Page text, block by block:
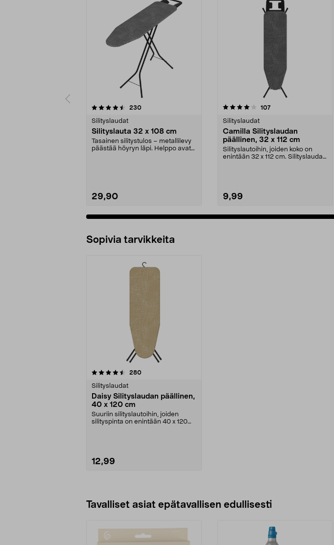
230arvostelut
Silityslaudat
Silityslauta 32 x 108 cm
Tasainen silitystulos – metallilevy
päästää höyryn läpi. Helppo avata
29,90
4.0 viidestä
107arvostelut
Silityslaudat
Camilla Silityslaudan
päällinen, 32 x 112 cm
Silityslautoihin, joiden koko on
enintään 32 x 112 cm. Silityslaudan
9,99
4.5 viidestä
Sopivia tarvikkeita
280arvostelut
Silityslaudat
Daisy Silityslaudan päällinen,
40 x 120 cm
Suuriin silityslautoihin, joiden
silityspinta on enintään 40 x 120
12,99
Tavalliset asiat epätavallisen edullisesti